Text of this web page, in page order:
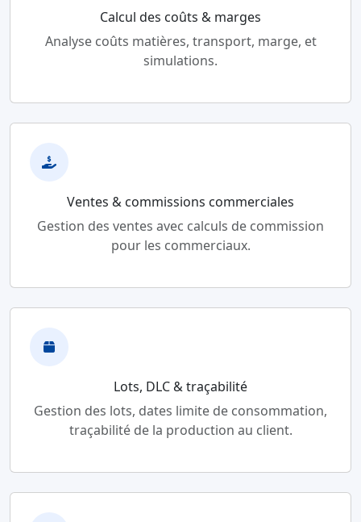
Calcul des coûts & marges
Analyse coûts matières, transport, marge, et
simulations.
Ventes & commissions commerciales
Gestion des ventes avec calculs de commission
pour les commerciaux.
Lots, DLC & traçabilité
Gestion des lots, dates limite de consommation,
traçabilité de la production au client.